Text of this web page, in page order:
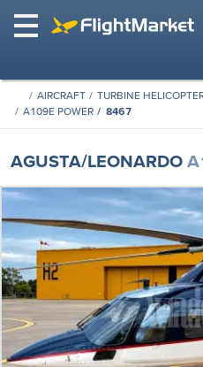
AIRCRAFT TURBINE
A109E POWER
8467
AGUSTA/LEONARDO